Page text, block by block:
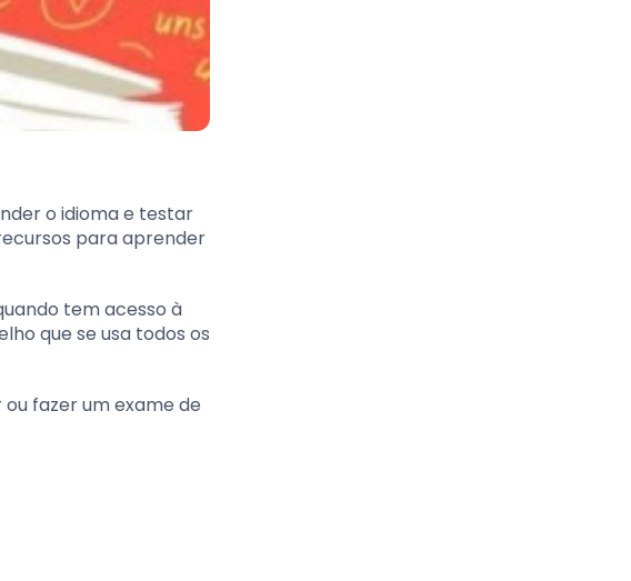
o idioma e testar
para aprender
tem acesso à
que se usa todos os
fazer um exame de